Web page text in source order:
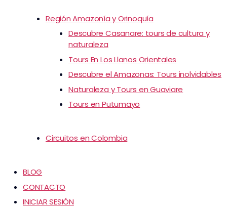
Región Amazonía y Orinoquía
Descubre Casanare: tours de cultura y
naturaleza
Tours En Los Llanos Orientales
Descubre el Amazonas: Tours inolvidables
Naturaleza y Tours en Guaviare
Tours en Putumayo
Circuitos en Colombia
BLOG
CONTACTO
INICIAR SESIÓN